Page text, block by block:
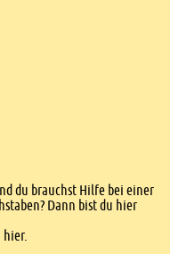
du brauchst Hilfe bei einer
Dann bist du hier
hier.